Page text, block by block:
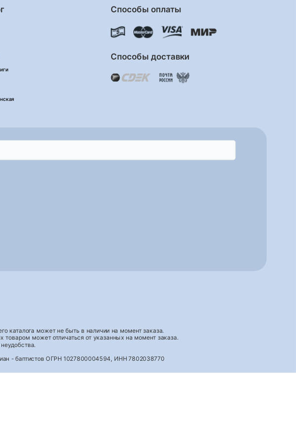
Способы оплаты
Способы доставки
каталога может не быть в наличии на момент заказа.
товаром может отличаться от указанных на момент заказа.
- баптистов ОГРН 1027800004594, ИНН 7802038770